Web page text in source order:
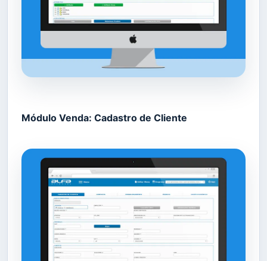
Módulo Venda: Cadastro de Cliente